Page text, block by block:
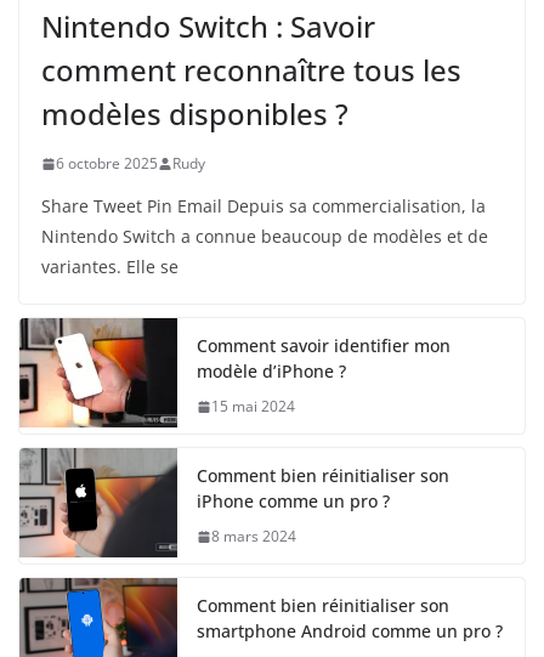
Nintendo Switch : Savoir
comment reconnaître tous les
modèles disponibles ?
6 octobre 2025 Rudy
Share Tweet Pin Email Depuis sa commercialisation, la
Nintendo Switch a connue beaucoup de modèles et de
variantes. Elle se
Comment savoir identifier mon
modèle d’iPhone ?
15 mai 2024
Comment bien réinitialiser son
iPhone comme un pro ?
8 mars 2024
Comment bien réinitialiser son
smartphone Android comme un pro ?